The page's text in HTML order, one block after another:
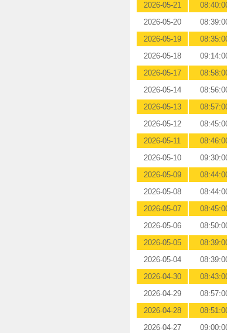
2026-05-21
2026-05-20
2026-05-19
2026-05-18
2026-05-17
2026-05-14
2026-05-13
2026-05-12
2026-05-11
2026-05-10
2026-05-09
2026-05-08
2026-05-07
2026-05-06
2026-05-05
2026-05-04
2026-04-30
2026-04-29
2026-04-28
2026-04-27